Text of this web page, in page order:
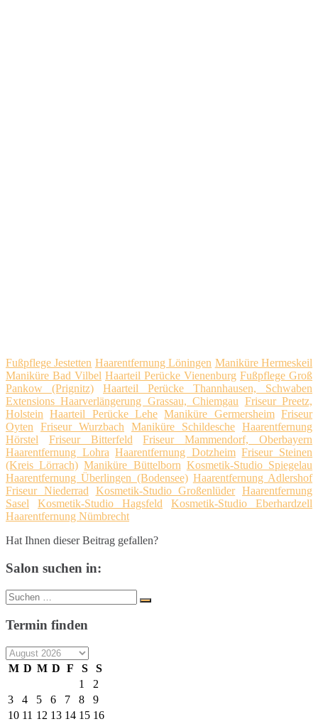
Fußpflege Jestetten Haarentfernung Löningen Maniküre Hermeskeil
Maniküre Bad Vilbel Haarteil Perücke Vienenburg Fußpflege Groß
Pankow (Prignitz)
Haarteil Perücke Thannhausen, Schwaben
Extensions Haarverlängerung Grassau, Chiemgau Friseur Preetz,
Holstein
Haarteil Perücke Lehe Maniküre Germersheim Friseur
Oyten
Friseur Wurzbach Maniküre Schildesche Haarentfernung
Hörstel
Friseur Bitterfeld
Friseur Mammendorf, Oberbayern
Haarentfernung Lohra Haarentfernung Dotzheim Friseur Steinen
(Kreis Lörrach) Maniküre Büttelborn Kosmetik-Studio Spiegelau
Haarentfernung Überlingen (Bodensee) Haarentfernung Adlershof
Friseur Niederrad
Kosmetik-Studio Großenlüder Haarentfernung
Sasel
Kosmetik-Studio Hagsfeld
Kosmetik-Studio Eberhardzell
Haarentfernung Nümbrecht
Hat Ihnen dieser Beitrag gefallen?
Salon suchen in:
Suche
nach:
Suchen
Termin finden
M D M D F S
S
1
2
3
4 5 6 7 8
9
10 11 12 13 14 15 16